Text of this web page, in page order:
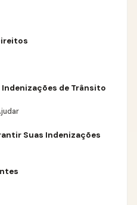
Indenizações de Trânsito
Suas Indenizações